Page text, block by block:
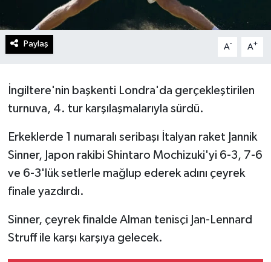
Paylaş A- A+
İngiltere'nin başkenti Londra'da gerçekleştirilen
turnuva, 4. tur karşılaşmalarıyla sürdü.
Erkeklerde 1 numaralı seribaşı İtalyan raket Jannik
Sinner, Japon rakibi Shintaro Mochizuki'yi 6-3, 7-6
ve 6-3'lük setlerle mağlup ederek adını çeyrek
finale yazdırdı.
Sinner, çeyrek finalde Alman tenisçi Jan-Lennard
Struff ile karşı karşıya gelecek.